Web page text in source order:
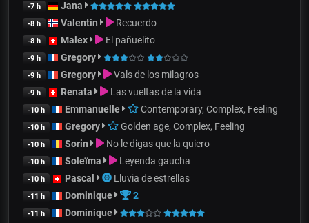
-7 h Jana
-8 h Valentin Recuerdo
-8 h Malex El pañuelito
-9 h Gregory
-9 h Gregory Vals de los milagros
-9 h Renata Las vueltas de la vida
-10 h Emmanuelle Contemporary, Complex, Feeling
-10 h Gregory Golden age, Complex, Feeling
-10 h Sorin No le digas que la quiero
-10 h Soleïma Leyenda gaucha
-10 h Pascal Lluvia de estrellas
-11 h Dominique 2
-11 h Dominique